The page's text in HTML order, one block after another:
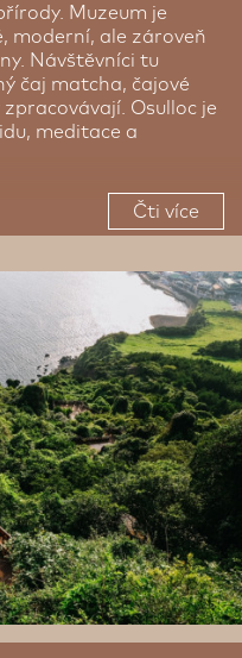
Muzeum je
moderní, ale zároveň
Návštěvníci tu
čaj matcha, čajové
Osulloc je
meditace a
Čti více